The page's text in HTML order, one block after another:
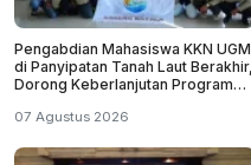
Pengabdian Mahasiswa KKN UGM
di Panyipatan Tanah Laut Berakhir,
Dorong Keberlanjutan Program
07 Agustus 2026